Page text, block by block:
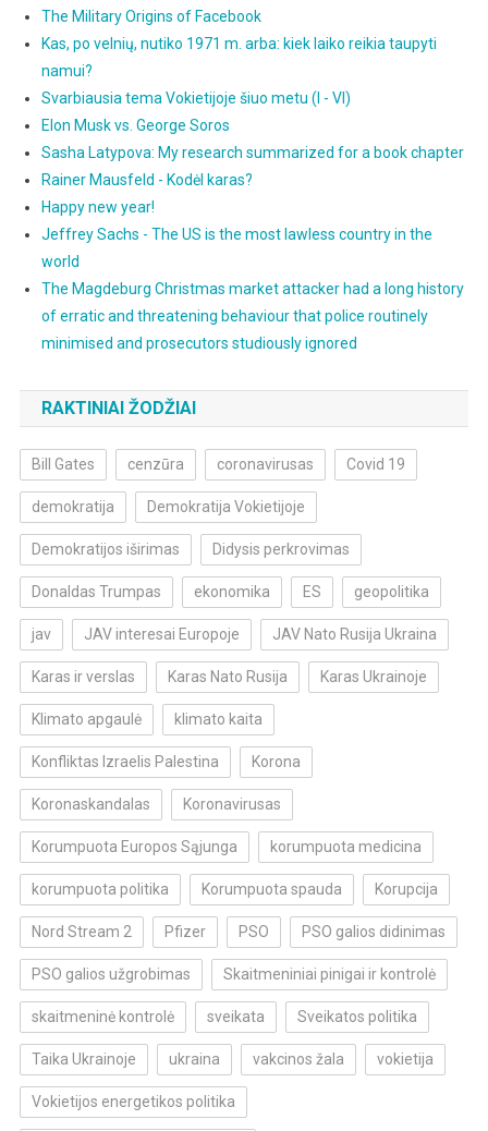
The Military Origins of Facebook
Kas, po velnių, nutiko 1971 m. arba: kiek laiko reikia taupyti
namui?
Svarbiausia tema Vokietijoje šiuo metu (I - VI)
Elon Musk vs. George Soros
Sasha Latypova: My research summarized for a book chapter
Rainer Mausfeld - Kodėl karas?
Happy new year!
Jeffrey Sachs - The US is the most lawless country in the
world
The Magdeburg Christmas market attacker had a long history
of erratic and threatening behaviour that police routinely
minimised and prosecutors studiously ignored
RAKTINIAI ŽODŽIAI
Bill Gates cenzūra coronavirusas Covid 19
demokratija Demokratija Vokietijoje
Demokratijos iširimas Didysis perkrovimas
Donaldas Trumpas ekonomika ES geopolitika
jav JAV interesai Europoje JAV Nato Rusija Ukraina
Karas ir verslas Karas Nato Rusija Karas Ukrainoje
Klimato apgaulė klimato kaita
Konfliktas Izraelis Palestina Korona
Koronaskandalas Koronavirusas
Korumpuota Europos Sąjunga korumpuota medicina
korumpuota politika Korumpuota spauda Korupcija
Nord Stream 2 Pfizer PSO PSO galios didinimas
PSO galios užgrobimas Skaitmeniniai pinigai ir kontrolė
skaitmeninė kontrolė sveikata Sveikatos politika
Taika Ukrainoje ukraina vakcinos žala vokietija
Vokietijos energetikos politika